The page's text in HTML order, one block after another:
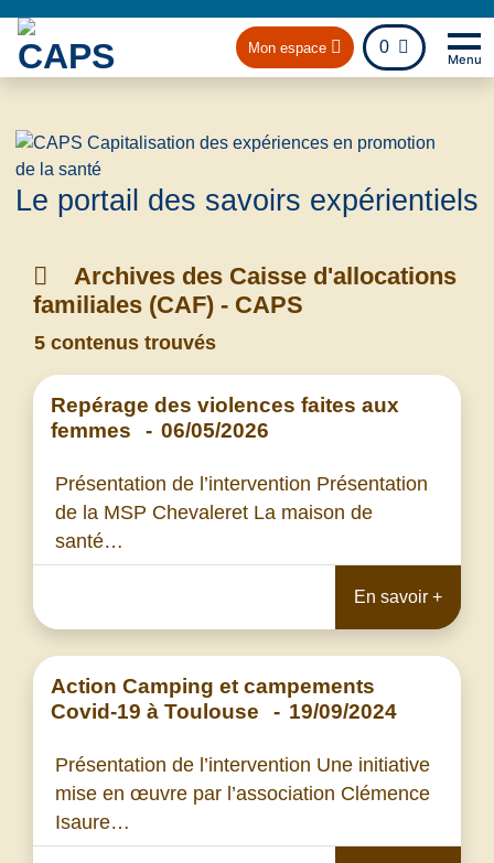
Mon espace 0
fichier
Menu
Le portail des savoirs expérientiels
Archives des Caisse d'allocations
familiales (CAF) - CAPS
5 contenus trouvés
Repérage des violences faites aux
femmes
- 06/05/2026
Présentation de l’intervention Présentation
de la MSP Chevaleret La maison de
santé…
En savoir +
Action Camping et campements
Covid-19 à Toulouse
- 19/09/2024
Présentation de l’intervention Une initiative
mise en œuvre par l’association Clémence
Isaure…